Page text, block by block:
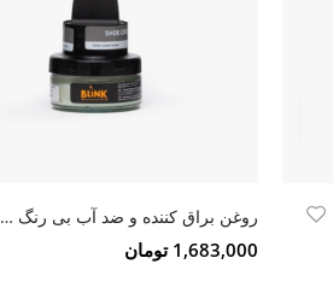
روغن براق کننده و ضد آب بی رنگ Blink ultra wax
1,683,000 تومان